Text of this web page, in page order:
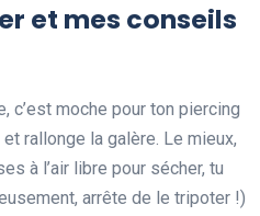
et mes conseils
c’est moche pour ton piercing
rallonge la galère. Le mieux,
à l’air libre pour sécher, tu
arrête de le tripoter !)